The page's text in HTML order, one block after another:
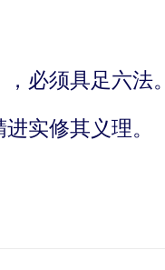
必须具足六法。
实修其义理。